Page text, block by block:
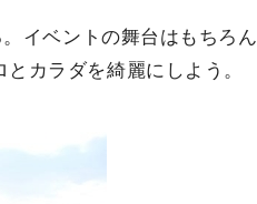
イベントの舞台はもちろん
カラダを綺麗にしよう。